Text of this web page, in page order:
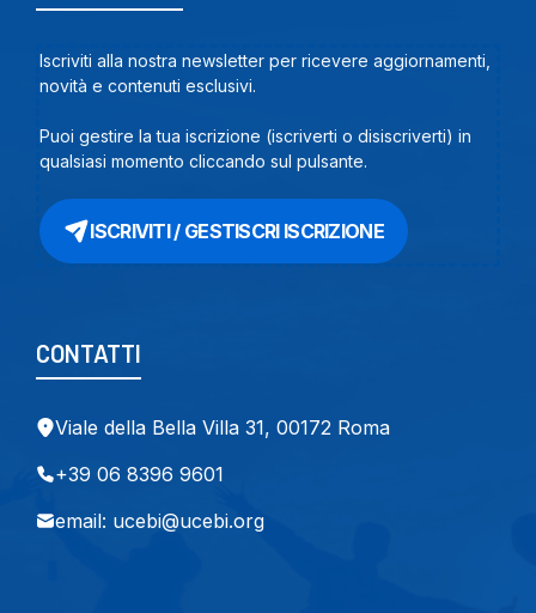
Iscriviti alla nostra newsletter per ricevere aggiornamenti,
novità e contenuti esclusivi.
Puoi gestire la tua iscrizione (iscriverti o disiscriverti) in
qualsiasi momento cliccando sul pulsante.
ISCRIVITI / GESTISCRI ISCRIZIONE
CONTATTI
Viale della Bella Villa 31, 00172 Roma
+39 06 8396 9601
email: ucebi@ucebi.org